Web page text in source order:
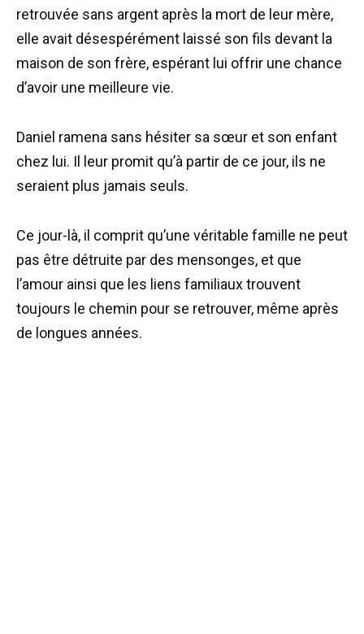
retrouvée sans argent après la mort de leur mère,
elle avait désespérément laissé son fils devant la
maison de son frère, espérant lui offrir une chance
d’avoir une meilleure vie.
Daniel ramena sans hésiter sa sœur et son enfant
chez lui. Il leur promit qu’à partir de ce jour, ils ne
seraient plus jamais seuls.
Ce jour-là, il comprit qu’une véritable famille ne peut
pas être détruite par des mensonges, et que
l’amour ainsi que les liens familiaux trouvent
toujours le chemin pour se retrouver, même après
de longues années.